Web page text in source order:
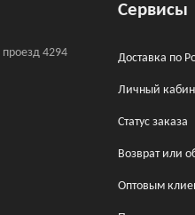
4294
Сервисы
Доставка по
Личный
Статус заказа
Возврат или
Оптовым